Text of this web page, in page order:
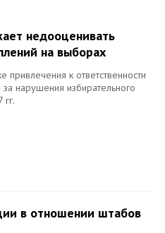
недооценивать
на выборах
привлечения к ответственности
нарушения избирательного
в отношении штабов